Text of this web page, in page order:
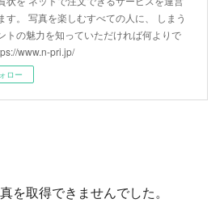
す。 写真を楽しむすべての人に、 しまう
トの魅力を知っていただければ何よりで
www.n-pri.jp/
ロー
を取得できませんでした。